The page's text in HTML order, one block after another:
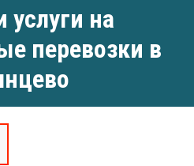
на
перевозки в